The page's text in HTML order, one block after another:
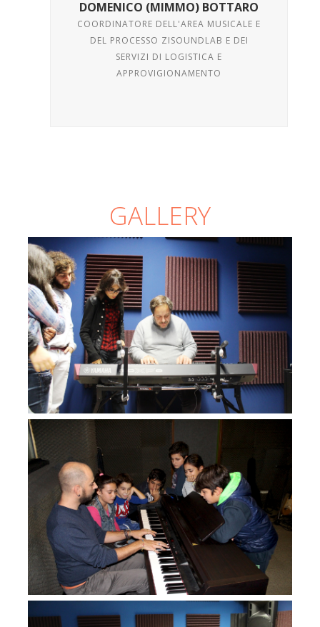
DOMENICO (MIMMO) BOTTARO
COORDINATORE DELL'AREA MUSICALE E
DEL PROCESSO ZISOUNDLAB E DEI
SERVIZI DI LOGISTICA E
APPROVIGIONAMENTO
GALLERY